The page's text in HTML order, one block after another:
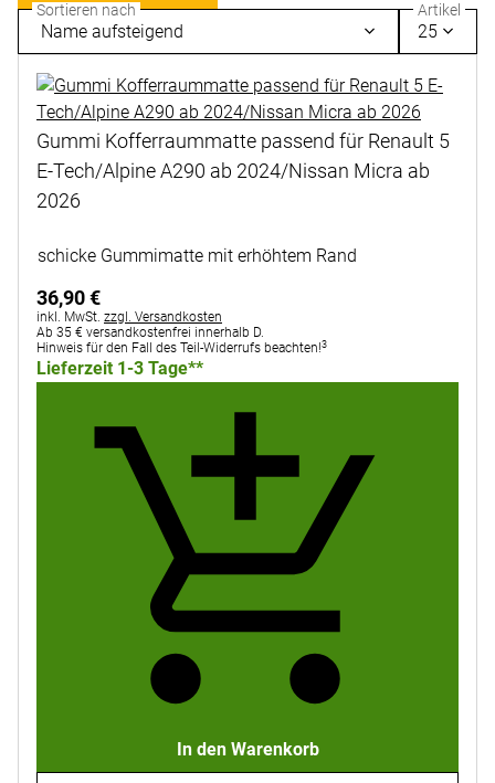
Sortieren nach
Name aufsteigend
Artikel
25
Gummi Kofferraummatte passend für Renault 5
E-Tech/Alpine A290 ab 2024/Nissan Micra ab
2026
schicke Gummimatte mit erhöhtem Rand
36,90€
Steuerhinweis:
inkl. MwSt. zzgl. Versandkosten
Ab 35 € versandkostenfrei innerhalb D.
Hinweis für den Fall des Teil-Widerrufs beachten!3
Lieferzeit 1-3 Tage**
In den Warenkorb